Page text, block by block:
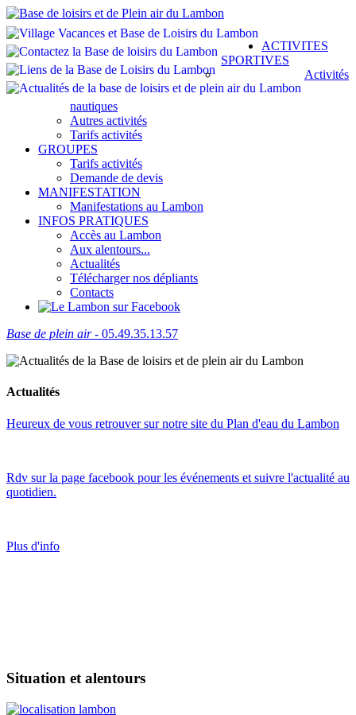
ACTIVITES
SPORTIVES
Activités
nautiques
Autres activités
Tarifs activités
GROUPES
Tarifs activités
Demande de devis
MANIFESTATION
Manifestations au Lambon
INFOS PRATIQUES
Accès au Lambon
Aux alentours...
Actualités
Télécharger nos dépliants
Contacts
Base de plein air- 05.49.35.13.57
Actualités
Heureux de vous retrouver sur notre site du Plan d'eau du Lambon
Rdv sur la page facebook pour les événements et suivre l'actualité au
quotidien.
Plus d'info
Situation et alentours